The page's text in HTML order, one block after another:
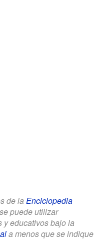
de la Enciclopedia
puede utilizar
y educativos bajo la
a menos que se indique